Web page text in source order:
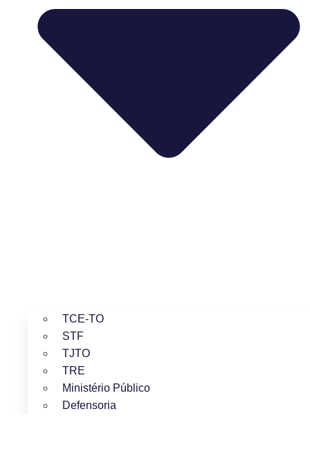
TCE-TO
STF
TJTO
TRE
Ministério Público
Defensoria